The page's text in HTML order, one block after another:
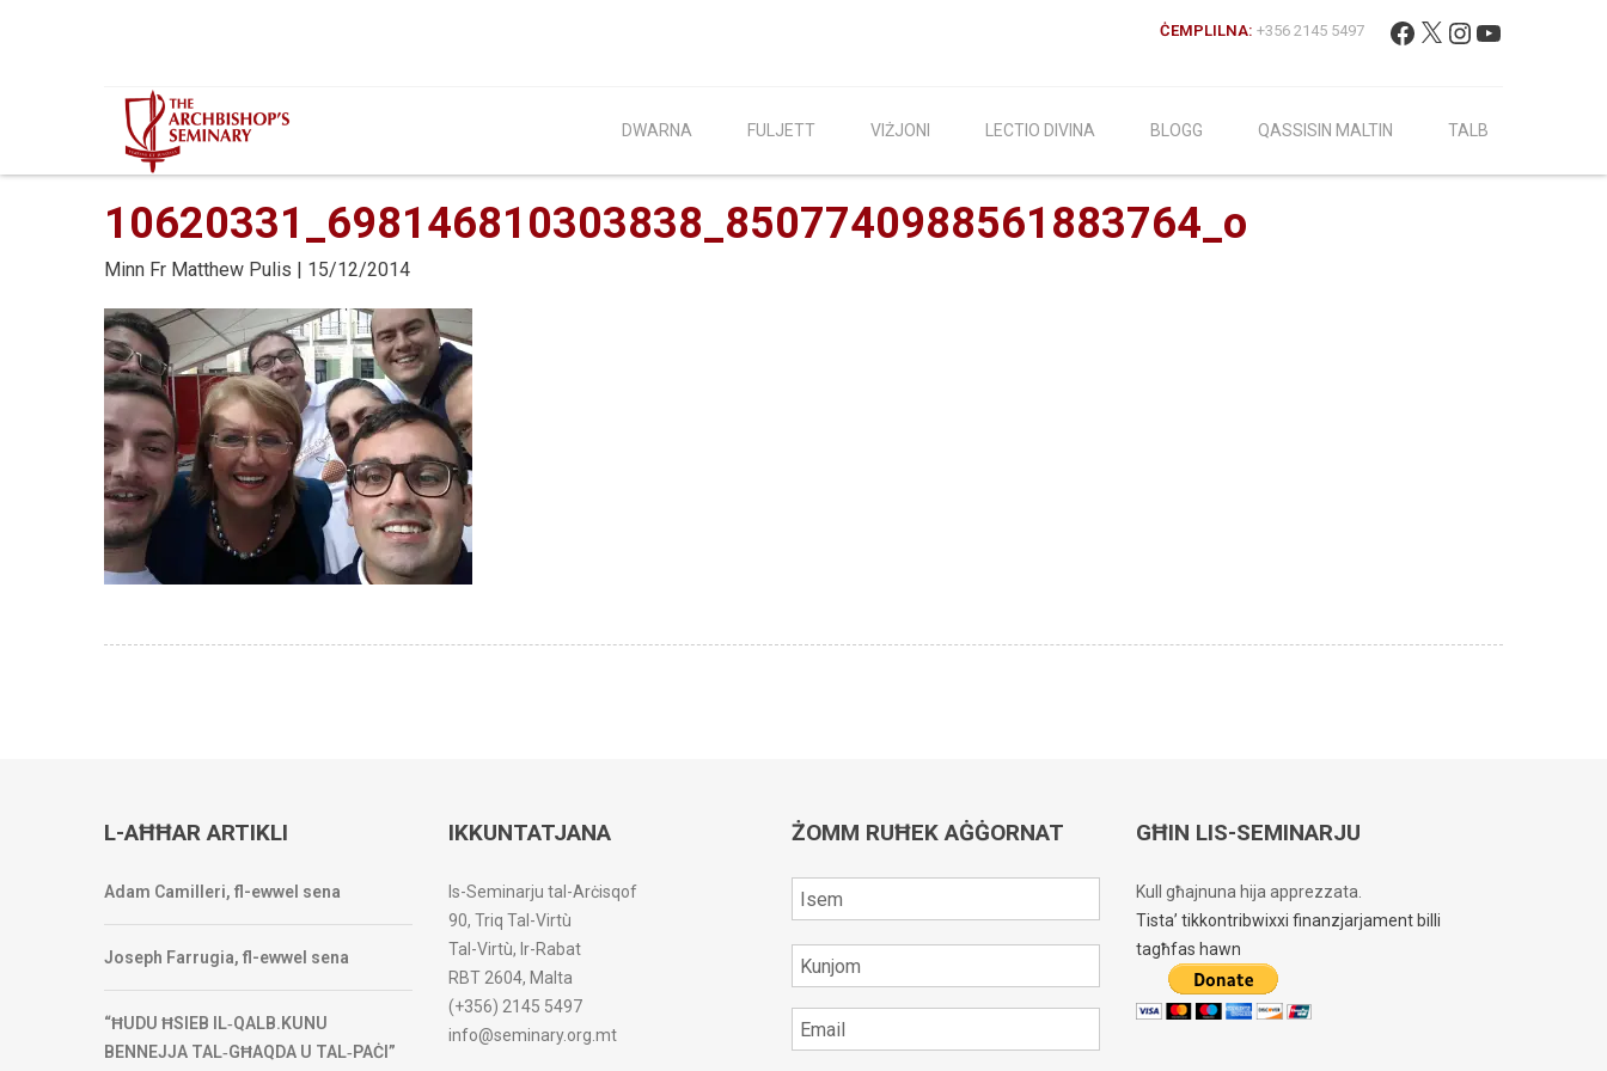
Fittex: Facebook
X Instagram
YouTube
ĊEMPLILNA: +356 2145 5497
DWARNA FULJETT VIŻJONI LECTIO DIVINA BLOGG QASSISIN MALTIN TALB
10620331_698146810303838_8507740988561883764_o
Minn Fr Matthew Pulis | 15/12/2014
L-AĦĦAR ARTIKLI
Adam Camilleri, fl-ewwel sena
Joseph Farrugia, fl-ewwel sena
“ĦUDU ĦSIEB IL‑QALB.KUNU
BENNEJJA TAL‑GĦAQDA U TAL‑PAĊI”
IKKUNTATJANA
Is-Seminarju tal-Arċisqof
90, Triq Tal-Virtù
Tal-Virtù, Ir-Rabat
RBT 2604, Malta
(+356) 2145 5497
info@seminary.org.mt
ŻOMM RUĦEK AĠĠORNAT GĦIN LIS-SEMINARJU
Kull għajnuna hija apprezzata.
Tista’ tikkontribwixxi finanzjarjament billi
tagħfas hawn